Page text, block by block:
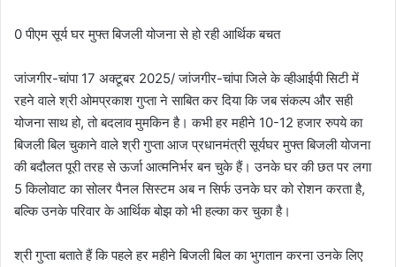
0 पीएम सूर्य घर मुफ्त बिजली योजना से हो रही आर्थिक बचत
जांजगीर-चांपा 17 अक्टूबर 2025/ जांजगीर-चांपा जिले के व्हीआईपी सिटी में
रहने वाले श्री ओमप्रकाश गुप्ता ने साबित कर दिया कि जब संकल्प और सही
योजना साथ हो, तो बदलाव मुमकिन है। कभी हर महीने 10-12 हजार रुपये का
बिजली बिल चुकाने वाले श्री गुप्ता आज प्रधानमंत्री सूर्यघर मुफ्त बिजली योजना
की बदौलत पूरी तरह से ऊर्जा आत्मनिर्भर बन चुके हैं। उनके घर की छत पर लगा
5 किलोवाट का सोलर पैनल सिस्टम अब न सिर्फ उनके घर को रोशन करता है,
बल्कि उनके परिवार के आर्थिक बोझ को भी हल्का कर चुका है।
श्री गुप्ता बताते हैं कि पहले हर महीने बिजली बिल का भुगतान करना उनके लिए